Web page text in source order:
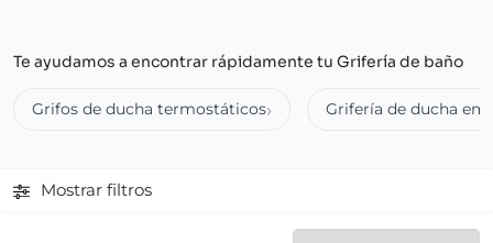
Te ayudamos a encontrar rápidamente tu Grifería de baño
Grifos de ducha termostáticos Grifería de ducha
Mostrar filtros